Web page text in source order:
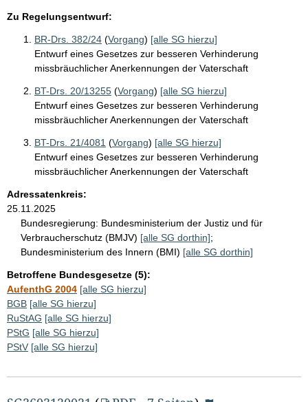
Zu Regelungsentwurf:
BR-Drs. 382/24 (Vorgang) [alle SG hierzu]
Entwurf eines Gesetzes zur besseren Verhinderung
missbräuchlicher Anerkennungen der Vaterschaft
BT-Drs. 20/13255 (Vorgang) [alle SG hierzu]
Entwurf eines Gesetzes zur besseren Verhinderung
missbräuchlicher Anerkennungen der Vaterschaft
BT-Drs. 21/4081 (Vorgang) [alle SG hierzu]
Entwurf eines Gesetzes zur besseren Verhinderung
missbräuchlicher Anerkennungen der Vaterschaft
Adressatenkreis:
25.11.2025
Bundesregierung: Bundesministerium der Justiz und für
Verbraucherschutz (BMJV) [alle SG dorthin];
Bundesministerium des Innern (BMI) [alle SG dorthin]
Betroffene Bundesgesetze (5):
AufenthG 2004 [alle SG hierzu]
BGB [alle SG hierzu]
RuStAG [alle SG hierzu]
PStG [alle SG hierzu]
PStV [alle SG hierzu]